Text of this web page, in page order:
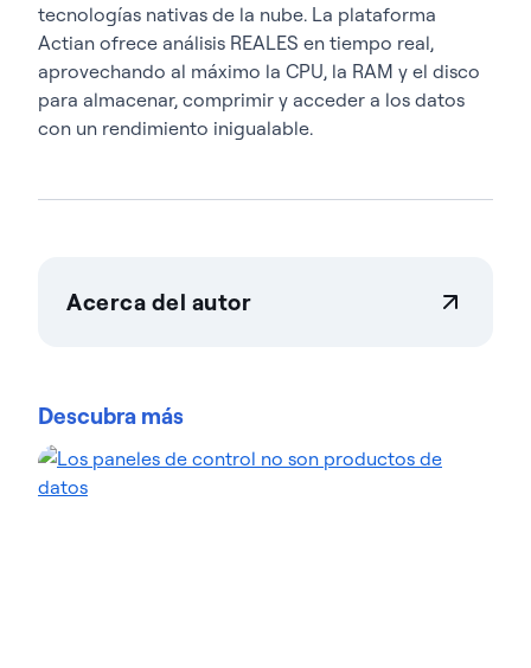
tecnologías nativas de la nube. La plataforma
Actian ofrece análisis REALES en tiempo real,
aprovechando al máximo la CPU, la RAM y el disco
para almacenar, comprimir y acceder a los datos
con un rendimiento inigualable.
Acerca del autor
conocer las capacidades de integración, gestión y
Cuenta con más de 20 años de experiencia en
marketing de soluciones de análisis, seguridad y
Descubra más